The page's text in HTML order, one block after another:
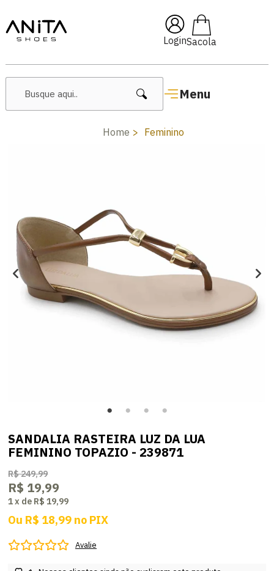
Login
Menu
🔥 Lançamentos Femininos
Home Feminino
SANDALIA RASTEIRA LUZ DA LUA
FEMININO TOPAZIO - 239871
R$ 249,99
R$ 19,99
1x de R$ 19,99
Ou R$ 18,99 no PIX
Avalie